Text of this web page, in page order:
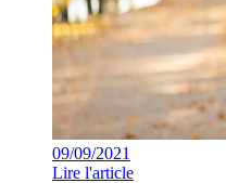
09/09/2021
Lire l'article